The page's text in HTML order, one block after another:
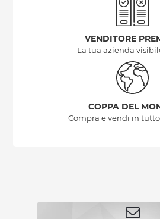
VENDITORE
La tua azienda
COPPA DEL
Compra e vendi in